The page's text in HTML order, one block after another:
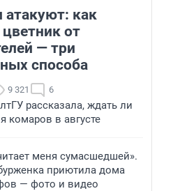
атакуют: как
цветник от
— три
способа
9 321 6
рассказала, ждать ли
комаров в августе
меня сумасшедшей».
приютила дома
— фото и видео